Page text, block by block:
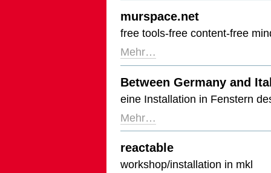
murspace.net
free tools-free content-free
Mehr…
Between Germany and
eine Installation in Fenstern
Mehr…
reactable
workshop/installation in mkl